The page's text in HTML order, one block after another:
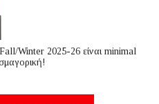
Winter 2025-26 είναι minimal